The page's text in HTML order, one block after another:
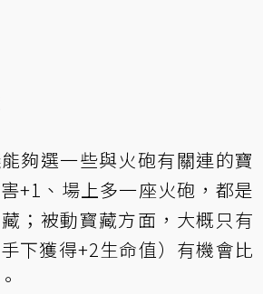
夠選一些與火砲有關連的寶
+1、場上多一座火砲，都是
；被動寳藏方面，大概只有
下獲得+2生命值）有機會比